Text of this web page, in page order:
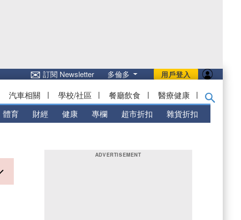
用戶登入
✉訂閱 Newsletter 多倫多
汽車相關 | 學校/社區 | 餐廳飲食 | 醫療健康 |
體育 財經 健康 專欄 超市折扣 雜貨折扣